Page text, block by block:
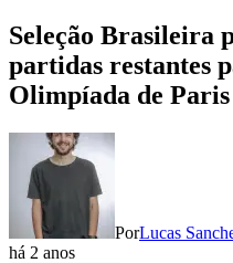
Seleção Brasileira
partidas restantes
Olimpíada de Paris
PorLucas
há 2 anos